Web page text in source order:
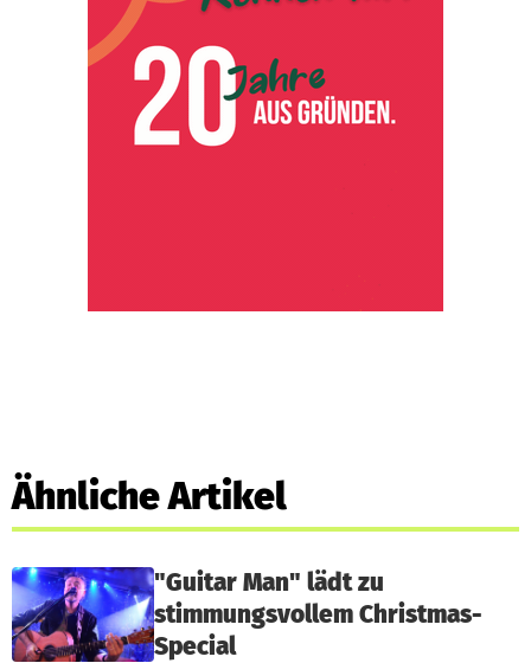
Ähnliche Artikel
"Guitar Man" lädt zu
stimmungsvollem Christmas-
Special